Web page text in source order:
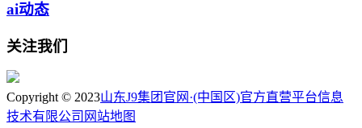
ai动态
关注我们
Copyright © 2023山东J9集团官网·(中国区)官方直营平台信息
技术有限公司 网站地图